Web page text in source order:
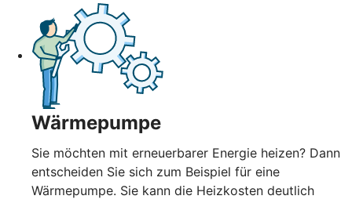
Wärmepumpe
Sie möchten mit erneuerbarer Energie heizen? Dann
entscheiden Sie sich zum Beispiel für eine
Wärmepumpe. Sie kann die Heizkosten deutlich